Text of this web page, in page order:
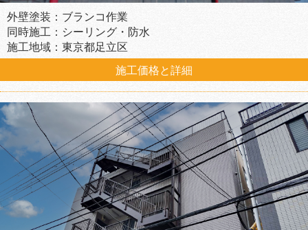
外壁塗装：ブランコ作業
同時施工：シーリング・防水
施工地域：東京都足立区
施工価格と詳細